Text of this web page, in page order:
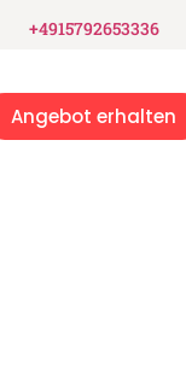
+4915792653336
Angebot erhalten